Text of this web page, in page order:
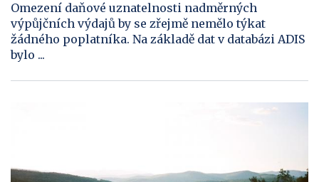
Omezení daňové uznatelnosti nadměrných
výpůjčních výdajů by se zřejmě nemělo týkat
žádného poplatníka. Na základě dat v databázi ADIS
bylo ...